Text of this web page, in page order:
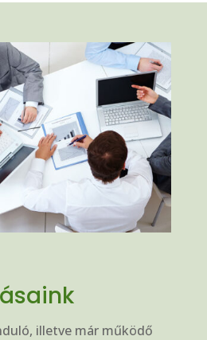
illetve már működő